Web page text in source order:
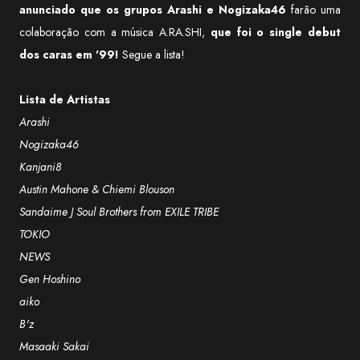
anunciado que os grupos Arashi e Nogizaka46 farão uma
colaboração com a música A.RA.SHI, que foi o single debut
dos caras em '99! Segue a lista!
Lista de Artistas
Arashi
Nogizaka46
Kanjani8
Austin Mahone & Chiemi Blouson
Sandaime J Soul Brothers from EXILE TRIBE
TOKIO
NEWS
Gen Hoshino
aiko
B'z
Masaaki Sakai